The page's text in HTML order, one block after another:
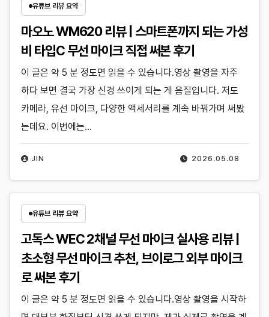
유튜브 리뷰 요약
마오노 WM620 리뷰 | 스마트폰까지 되는 가성
비 타입C 무선 마이크 직접 써본 후기
2026.05.08
JIN
이 글은 약 5 분 정도면 읽을 수 있습니다.영상 촬영을 자주
하다 보면 결국 가장 신경 쓰이게 되는 게 음질입니다. 저도
카메라, 유선 마이크, 다양한 액세서리를 계속 바꿔가며 써봤
는데요. 이번에는…
유튜브 리뷰 요약
고독스 WEC 2채널 무선 마이크 실사용 리뷰 |
초소형 무선 마이크 추천, 브이로그 외부 마이크
로 써본 후기
이 글은 약 5 분 정도면 읽을 수 있습니다.영상 촬영을 시작하